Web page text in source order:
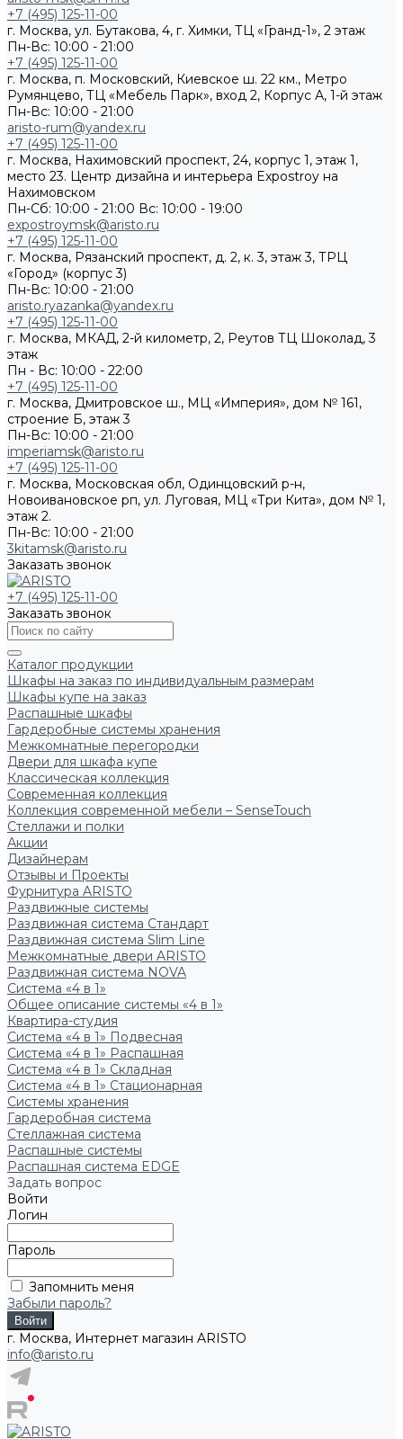
+7 (495) 125-11-00
г. Москва, ул. Бутакова, 4, г. Химки, ТЦ «Гранд-1», 2 этаж
Пн-Вс: 10:00 - 21:00
+7 (495) 125-11-00
г. Москва, п. Московский, Киевское ш. 22 км., Метро
Румянцево, ТЦ «Мебель Парк», вход 2, Корпус А, 1-й этаж
Пн-Вс: 10:00 - 21:00
aristo-rum@yandex.ru
+7 (495) 125-11-00
г. Москва, Нахимовский проспект, 24, корпус 1, этаж 1,
место 23. Центр дизайна и интерьера Expostroy на
Нахимовском
Пн-Сб: 10:00 - 21:00 Вс: 10:00 - 19:00
expostroymsk@aristo.ru
+7 (495) 125-11-00
г. Москва, Рязанский проспект, д. 2, к. 3, этаж 3, ТРЦ
«Город» (корпус 3)
Пн-Вс: 10:00 - 21:00
aristo.ryazanka@yandex.ru
+7 (495) 125-11-00
г. Москва, МКАД, 2-й километр, 2, Реутов ТЦ Шоколад, 3
этаж
Пн - Вс: 10:00 - 22:00
+7 (495) 125-11-00
г. Москва, Дмитровское ш., МЦ «Империя», дом № 161,
строение Б, этаж 3
Пн-Вс: 10:00 - 21:00
imperiamsk@aristo.ru
+7 (495) 125-11-00
г. Москва, Московская обл, Одинцовский р-н,
Новоивановское рп, ул. Луговая, МЦ «Три Кита», дом № 1,
этаж 2.
Пн-Вс: 10:00 - 21:00
3kitamsk@aristo.ru
Заказать звонок
+7 (495) 125-11-00
Заказать звонок
Каталог продукции
Шкафы на заказ по индивидуальным размерам
Шкафы купе на заказ
Распашные шкафы
Гардеробные системы хранения
Межкомнатные перегородки
Двери для шкафа купе
Классическая коллекция
Современная коллекция
Коллекция современной мебели – SenseTouch
Стеллажи и полки
Акции
Дизайнерам
Отзывы и Проекты
Фурнитура ARISTO
Раздвижные системы
Раздвижная система Стандарт
Раздвижная система Slim Line
Межкомнатные двери ARISTO
Раздвижная система NOVA
Система «4 в 1»
Общее описание системы «4 в 1»
Квартира-студия
Система «4 в 1» Подвесная
Система «4 в 1» Распашная
Система «4 в 1» Складная
Система «4 в 1» Стационарная
Системы хранения
Гардеробная система
Стеллажная система
Распашные системы
Распашная система EDGE
Задать вопрос
Войти
Логин
Пароль
Запомнить меня
Забыли пароль?
г. Москва, Интернет магазин ARISTO
info@aristo.ru